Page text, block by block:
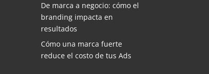
De marca a negocio: cómo el
branding impacta en
resultados
Cómo una marca fuerte
reduce el costo de tus Ads